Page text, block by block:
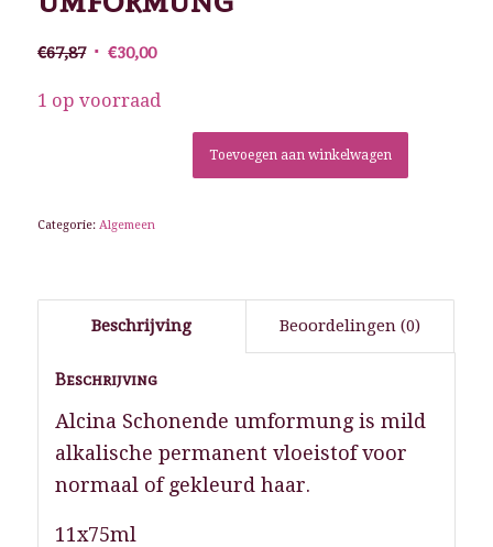
€67,87 Oorspronkelijke
was:
€30,00Huidige
is:
1 op voorraad
Toevoegen aan winkelwagen
Categorie: Algemeen
Beschrijving Beoordelingen (0)
Beschrijving
Alcina Schonende umformung is mild
alkalische permanent vloeistof voor
normaal of gekleurd haar.
11x75ml